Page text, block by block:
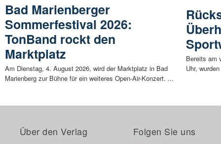
Bad Marienberger
Sommerfestival 2026:
TonBand rockt den
Marktplatz
Am Dienstag, 4. August 2026, wird der Marktplatz in Bad
Marienberg zur Bühne für ein weiteres Open-Air-Konzert. ...
Bereits am
Uhr,
Über den Verlag Folgen Sie uns